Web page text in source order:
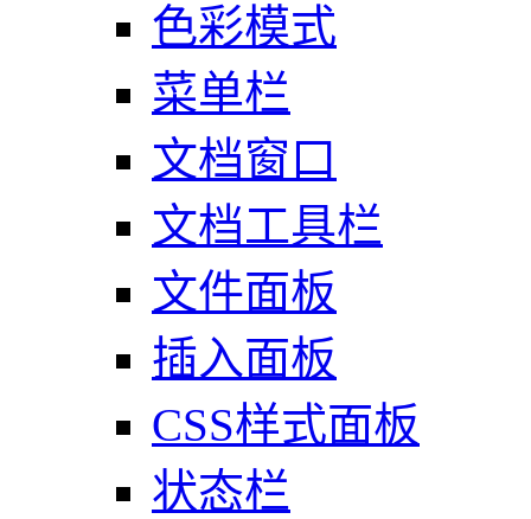
色彩模式
菜单栏
文档窗口
文档工具栏
文件面板
插入面板
CSS样式面板
状态栏